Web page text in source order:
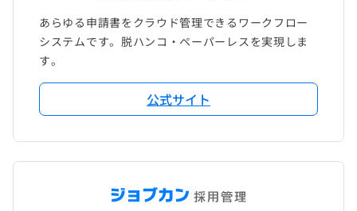
あらゆる申請書をクラウド管理できるワークフロー
システムです。脱ハンコ・ペーパーレスを実現しま
す。
公式サイト